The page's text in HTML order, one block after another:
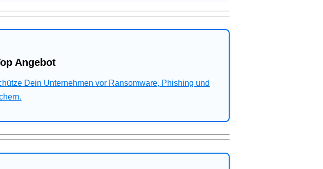
Angebot
Dein Unternehmen vor Ransomware, Phishing und